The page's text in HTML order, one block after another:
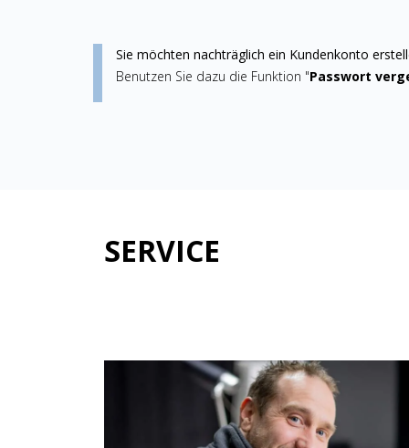
Sie möchten nachträglich ein Kundenkonto
Benutzen Sie dazu die Funktion "Passwort
SERVICE